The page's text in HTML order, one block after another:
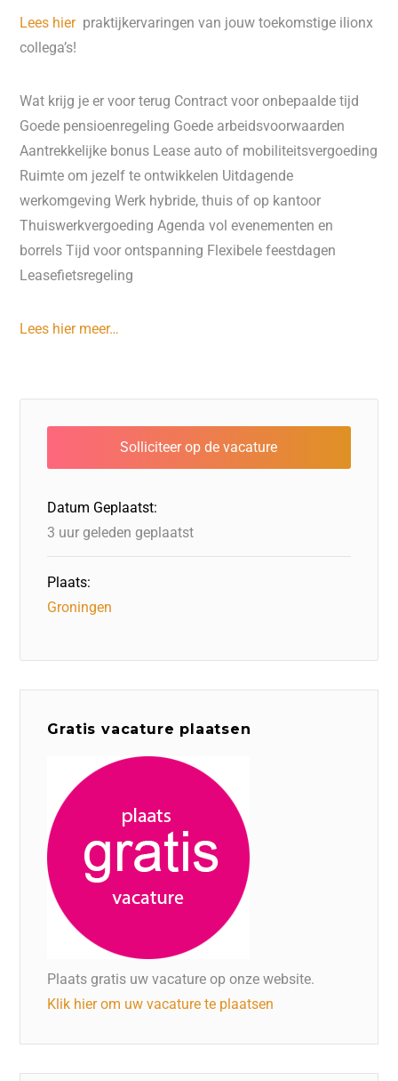
Lees hier praktijkervaringen van jouw toekomstige ilionx
collega’s!
Wat krijg je er voor terug Contract voor onbepaalde tijd
Goede pensioenregeling Goede arbeidsvoorwaarden
Aantrekkelijke bonus Lease auto of mobiliteitsvergoeding
Ruimte om jezelf te ontwikkelen Uitdagende
werkomgeving Werk hybride, thuis of op kantoor
Thuiswerkvergoeding Agenda vol evenementen en
borrels Tijd voor ontspanning Flexibele feestdagen
Leasefietsregeling
Lees hier meer…
Datum Geplaatst:
3 uur geleden geplaatst
Plaats:
Groningen
Gratis vacature plaatsen
Plaats gratis uw vacature op onze website.
Klik hier om uw vacature te plaatsen